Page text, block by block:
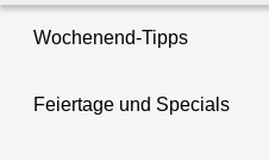
Wochenend-Tipps
Feiertage und Specials